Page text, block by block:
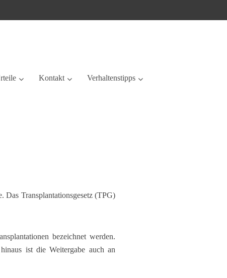
Kontakt Verhaltenstipps
Das Transplantationsgesetz (TPG)
bezeichnet werden.
ist die Weitergabe auch an